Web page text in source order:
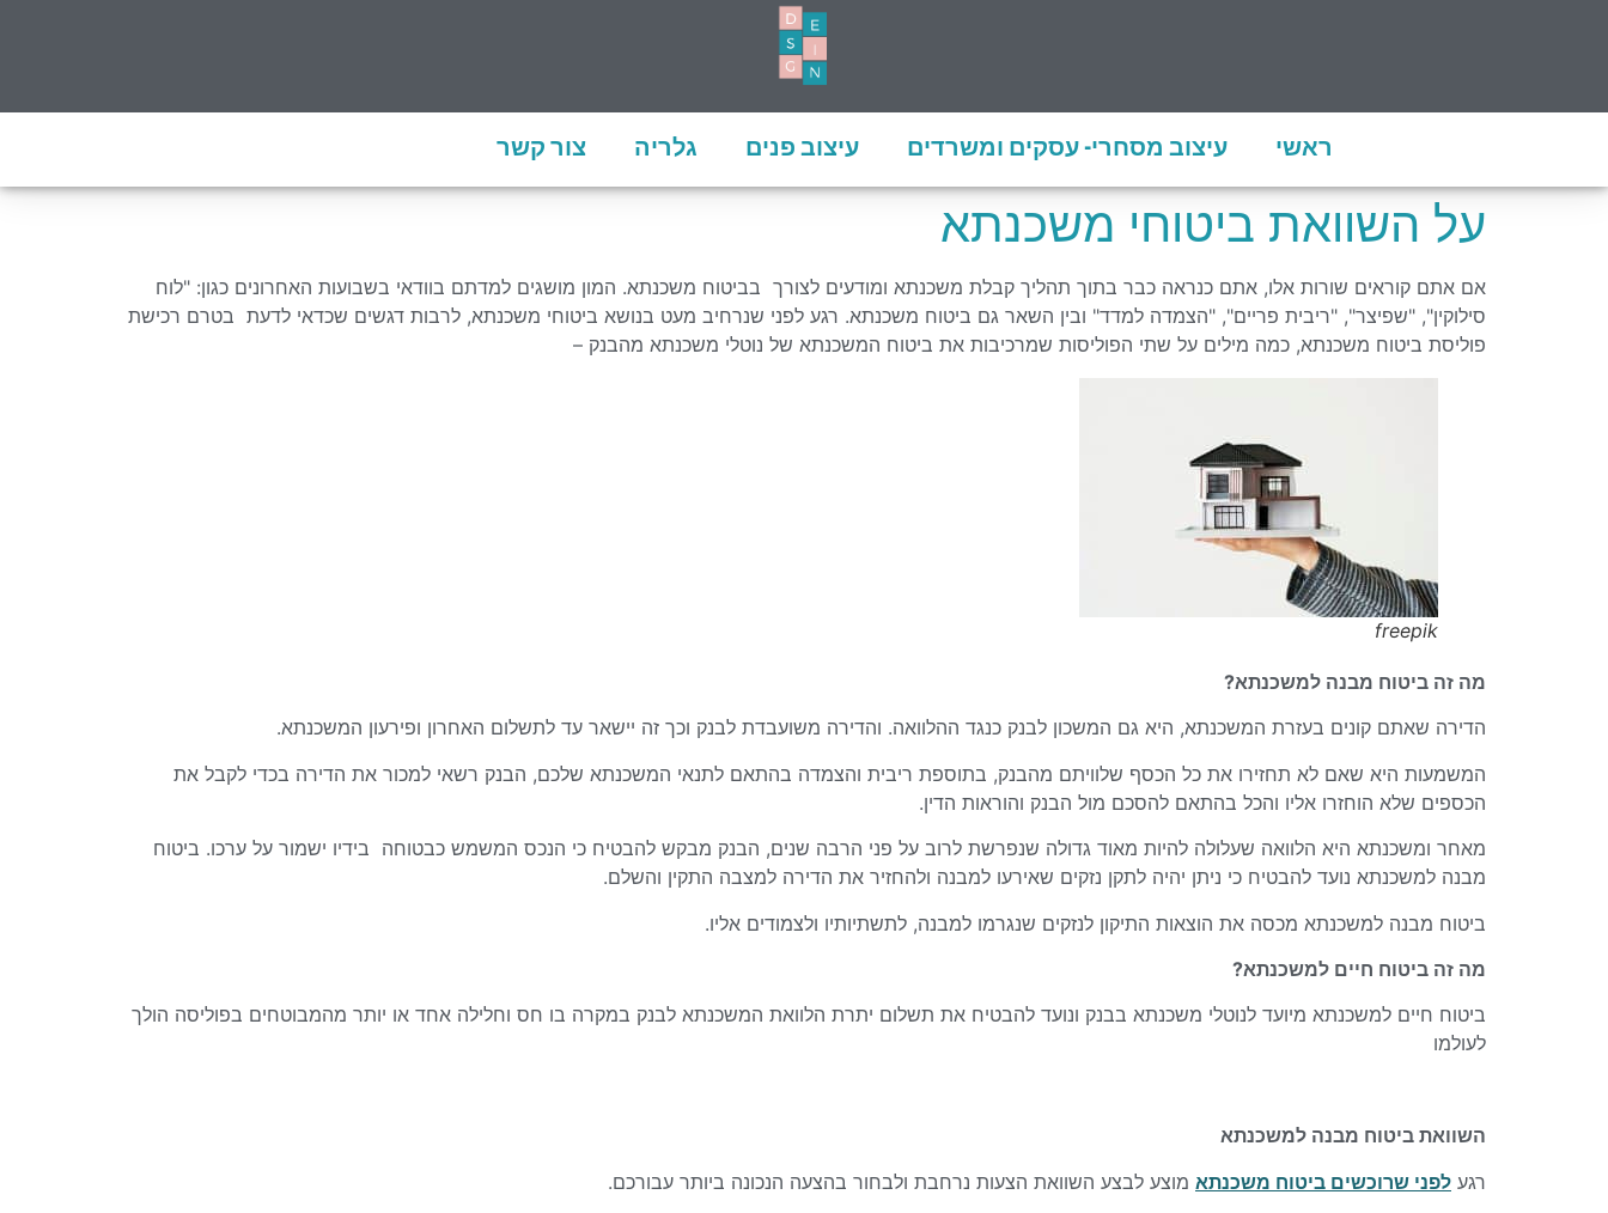
ראשי עיצוב מסחרי- עסקים ומשרדים עיצוב פנים גלריה צור קשר
על השוואת ביטוחי משכנתא
אם אתם קוראים שורות אלו, אתם כנראה כבר בתוך תהליך קבלת משכנתא ומודעים לצורך בביטוח משכנתא. המון מושגים למדתם בוודאי בשבועות האחרונים כגון: "לוח
סילוקין", "שפיצר", "ריבית פריים", "הצמדה למדד" ובין השאר גם ביטוח משכנתא. רגע לפני שנרחיב מעט בנושא ביטוחי משכנתא, לרבות דגשים שכדאי לדעת בטרם רכישת
פוליסת ביטוח משכנתא, כמה מילים על שתי הפוליסות שמרכיבות את ביטוח המשכנתא של נוטלי משכנתא מהבנק –
freepik
מה זה ביטוח מבנה למשכנתא?
הדירה שאתם קונים בעזרת המשכנתא, היא גם המשכון לבנק כנגד ההלוואה. והדירה משועבדת לבנק וכך זה יישאר עד לתשלום האחרון ופירעון המשכנתא.
המשמעות היא שאם לא תחזירו את כל הכסף שלוויתם מהבנק, בתוספת ריבית והצמדה בהתאם לתנאי המשכנתא שלכם, הבנק רשאי למכור את הדירה בכדי לקבל את
הכספים שלא הוחזרו אליו והכל בהתאם להסכם מול הבנק והוראות הדין.
מאחר ומשכנתא היא הלוואה שעלולה להיות מאוד גדולה שנפרשת לרוב על פני הרבה שנים, הבנק מבקש להבטיח כי הנכס המשמש כבטוחה בידיו ישמור על ערכו. ביטוח
מבנה למשכנתא נועד להבטיח כי ניתן יהיה לתקן נזקים שאירעו למבנה ולהחזיר את הדירה למצבה התקין והשלם.
ביטוח מבנה למשכנתא מכסה את הוצאות התיקון לנזקים שנגרמו למבנה, לתשתיותיו ולצמודים אליו.
מה זה ביטוח חיים למשכנתא?
ביטוח חיים למשכנתא מיועד לנוטלי משכנתא בבנק ונועד להבטיח את תשלום יתרת הלוואת המשכנתא לבנק במקרה בו חס וחלילה אחד או יותר מהמבוטחים בפוליסה הולך
לעולמו
השוואת ביטוח מבנה למשכנתא
רגע לפני שרוכשים ביטוח משכנתא מוצע לבצע השוואת הצעות נרחבת ולבחור בהצעה הנכונה ביותר עבורכם.